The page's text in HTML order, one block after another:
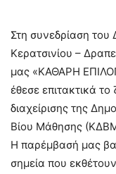
Στη συνεδρίαση
Κερατσινίου –
μας «ΚΑΘΑΡΗ
έθεσε επιτακτικά
διαχείρισης της
Βίου Μάθησης (ΚΔΒΜ
Η παρέμβασή μας
σημεία που